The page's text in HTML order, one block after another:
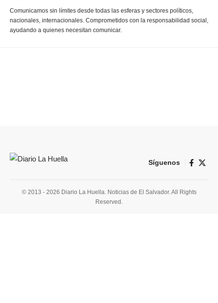
Comunicamos sin límites desde todas las esferas y sectores políticos,
nacionales, internacionales. Comprometidos con la responsabilidad social,
ayudando a quienes necesitan comunicar.
Síguenos
© 2013 - 2026 Diario La Huella. Noticias de El Salvador. All Rights
Reserved.